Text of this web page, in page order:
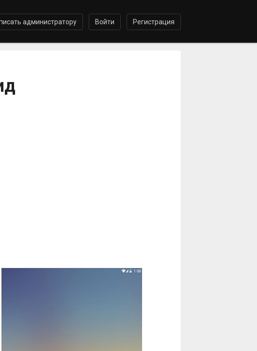
Регистрация
Войти
администратору